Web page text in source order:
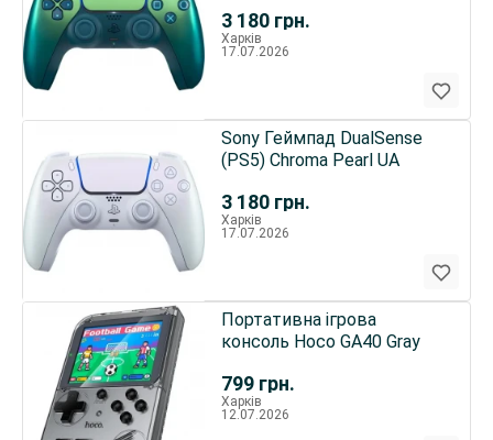
3 180 грн.
Харків
17.07.2026
3 180 грн.
Sony Геймпад DualSense
(PS5) Chroma Pearl UA
Харків
17.07.2026
799 грн.
Портативна ігрова
консоль Hoco GA40 Gray
Харків
12.07.2026